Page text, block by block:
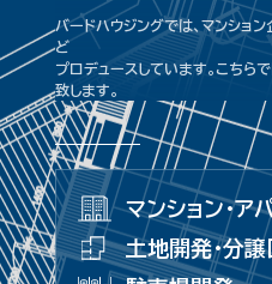
バードハウジングでは、マンショ
ど
プロデュースしています。こちら
致します。
マンション･ア
土地開発･分譲